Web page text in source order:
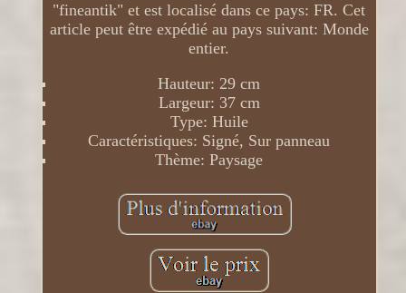
"fineantik" et est localisé dans ce pays: FR. Cet
article peut être expédié au pays suivant: Monde
entier.
Hauteur: 29 cm
Largeur: 37 cm
Type: Huile
Caractéristiques: Signé, Sur panneau
Thème: Paysage